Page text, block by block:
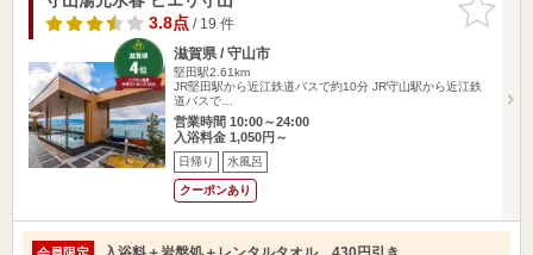
りに追加
3.8点/ 19 件
滋賀県 / 守山市
堅田駅2.61km
JR堅田駅から近江鉄道バスで約10分 JR守山駅から近江鉄
道バスで…
営業時間 10:00～24:00
入浴料金 1,050円～
日帰り 水風呂
クーポンあり